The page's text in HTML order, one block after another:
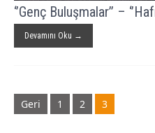
‘’Genç Buluşmalar’’ –
Devamını Oku →
Gönderi
navigasyonu
Geri 1 2 3